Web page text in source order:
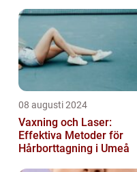
08 augusti 2024
Vaxning och Laser:
Effektiva Metoder för
Hårborttagning i Umeå